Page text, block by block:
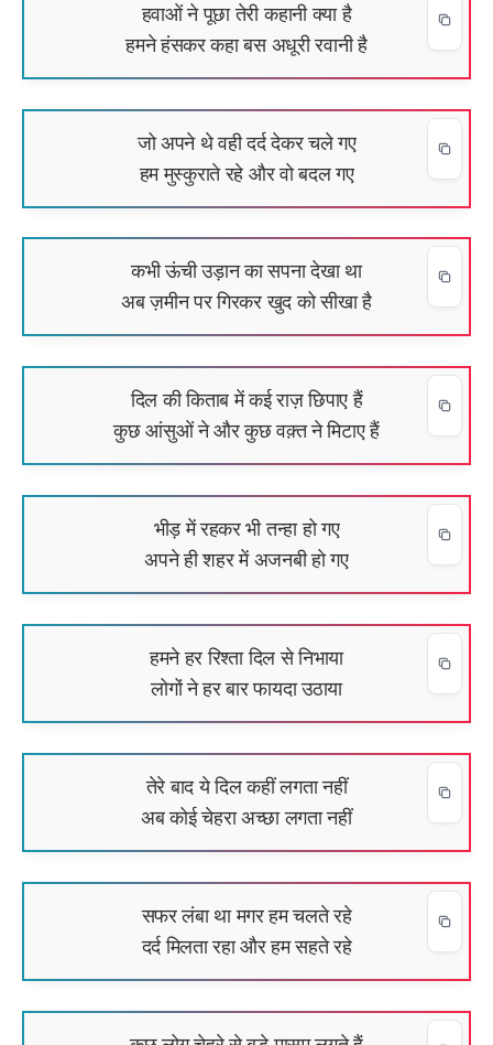
हवाओं ने पूछा तेरी कहानी क्या है
हमने हंसकर कहा बस अधूरी रवानी है
जो अपने थे वही दर्द देकर चले गए
हम मुस्कुराते रहे और वो बदल गए
कभी ऊंची उड़ान का सपना देखा था
अब ज़मीन पर गिरकर खुद को सीखा है
दिल की किताब में कई राज़ छिपाए हैं
कुछ आंसुओं ने और कुछ वक़्त ने मिटाए हैं
भीड़ में रहकर भी तन्हा हो गए
अपने ही शहर में अजनबी हो गए
हमने हर रिश्ता दिल से निभाया
लोगों ने हर बार फायदा उठाया
तेरे बाद ये दिल कहीं लगता नहीं
अब कोई चेहरा अच्छा लगता नहीं
सफर लंबा था मगर हम चलते रहे
दर्द मिलता रहा और हम सहते रहे